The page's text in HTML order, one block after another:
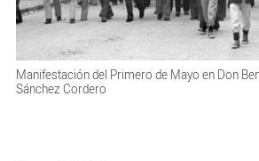
Manifestación del Primero de Mayo en Don
Sánchez Cordero